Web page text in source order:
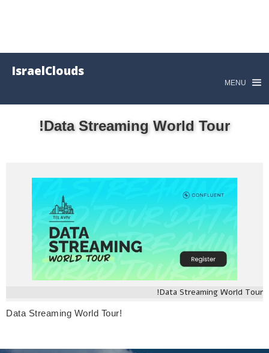
IsraelClouds
MENU
Data Streaming World Tour!
Data Streaming World Tour!
Data Streaming World Tour!